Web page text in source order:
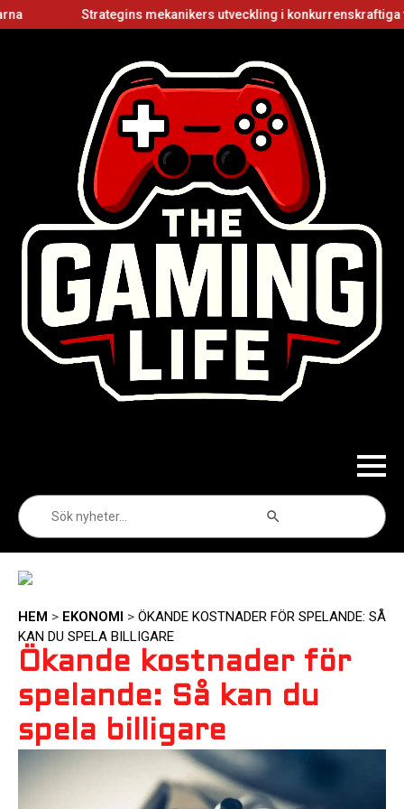
Strategins mekanikers utveckling i konkurrenskraftiga
efter:
HEM > EKONOMI > ÖKANDE KOSTNADER FÖR SPELANDE: SÅ
KAN DU SPELA BILLIGARE
Ökande kostnader för
spelande: Så kan du
spela billigare